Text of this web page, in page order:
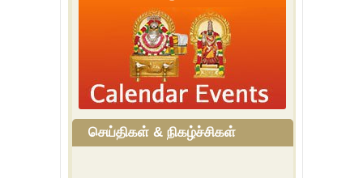
செய்திகள் & நிகழ்ச்சிகள்